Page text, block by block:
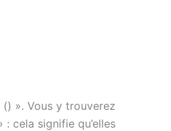
». Vous y trouverez
: cela signifie qu’elles